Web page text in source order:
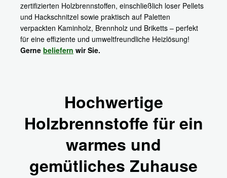
zertifizierten Holzbrennstoffen, einschließlich loser Pellets
und Hackschnitzel sowie praktisch auf Paletten
verpackten Kaminholz, Brennholz und Briketts – perfekt
für eine effiziente und umweltfreundliche Heizlösung!
Gerne beliefern wir Sie.
Hochwertige
Holzbrennstoffe für ein
warmes und
gemütliches Zuhause